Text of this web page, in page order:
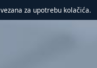
za upotrebu kolačića.